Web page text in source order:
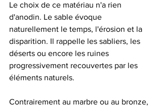
Le choix de ce matériau n'a rien
d'anodin. Le sable évoque
naturellement le temps, l'érosion et la
disparition. Il rappelle les sabliers, les
déserts ou encore les ruines
progressivement recouvertes par les
éléments naturels.
Contrairement au marbre ou au bronze,